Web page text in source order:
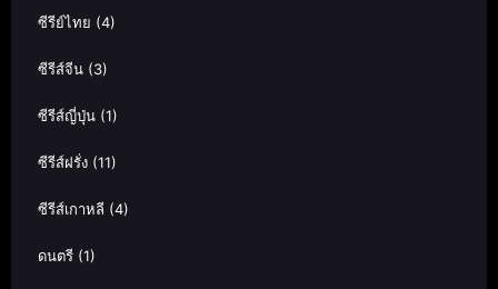
ซีรีย์ไทย (4)
ซีรีส์จีน (3)
ซีรีส์ญี่ปุ่น (1)
ซีรีส์ฝรั่ง (11)
ซีรีส์เกาหลี (4)
ดนตรี (1)